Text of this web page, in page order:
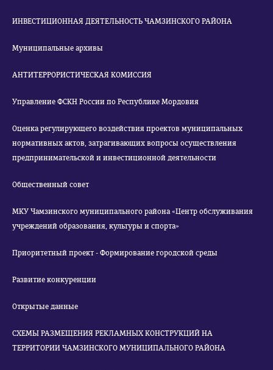
ИНВЕСТИЦИОННАЯ ДЕЯТЕЛЬНОСТЬ ЧАМЗИНСКОГО РАЙОНА
Муниципальные архивы
АНТИТЕРРОРИСТИЧЕСКАЯ КОМИССИЯ
Управление ФСКН России по Республике Мордовия
Оценка регулирующего воздействия проектов муниципальных
нормативных актов, затрагивающих вопросы осуществления
предпринимательской и инвестиционной деятельности
Общественный совет
МКУ Чамзинского муниципального района «Центр обслуживания
учреждений образования, культуры и спорта»
Приоритетный проект - Формирование городской среды
Развитие конкуренции
Открытые данные
СХЕМЫ РАЗМЕЩЕНИЯ РЕКЛАМНЫХ КОНСТРУКЦИЙ НА
ТЕРРИТОРИИ ЧАМЗИНСКОГО МУНИЦИПАЛЬНОГО РАЙОНА